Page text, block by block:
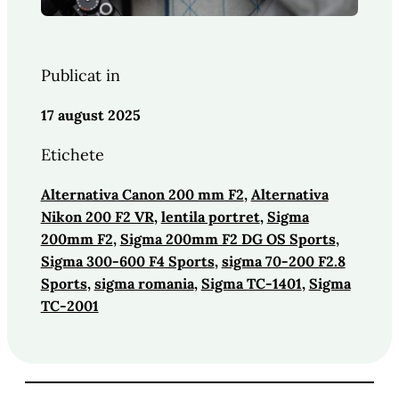
Publicat in
17 august 2025
Etichete
Alternativa Canon 200 mm F2, Alternativa
Nikon 200 F2 VR, lentila portret, Sigma
200mm F2, Sigma 200mm F2 DG OS Sports ,
Sigma 300-600 F4 Sports, sigma 70-200 F2.8
Sports, sigma romania, Sigma TC-1401, Sigma
TC-2001